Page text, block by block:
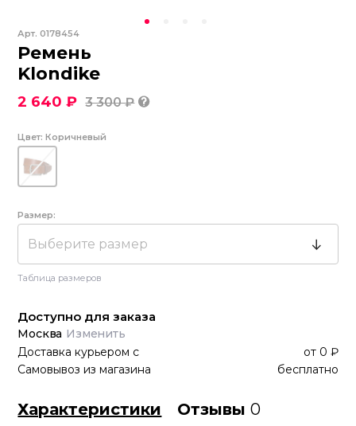
Арт.0178454
Ремень
Klondike
2 640 ₽ 3 300 ₽
Цвет: Коричневый
Размер:
Выберите размер
Таблица размеров
Доступно для заказа
Москва Изменить
Доставка курьером с от 0 ₽
Самовывоз из магазина
бесплатно
Характеристики Отзывы0